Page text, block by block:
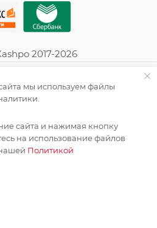
2017-2026
РАССЫЛКУ
мы используем файлы
сайта и нажимая кнопку
на использование файлов
Политикой